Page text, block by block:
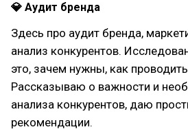
💎 Аудит бренда
Здесь про аудит бренда,
анализ конкурентов.
это, зачем нужны, как
Рассказываю о важности и
анализа конкурентов, даю
рекомендации.